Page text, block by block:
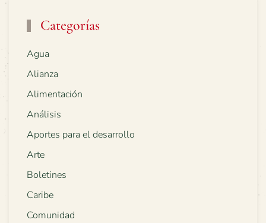
Categorías
Agua
Alianza
Alimentación
Análisis
Aportes para el desarrollo
Arte
Boletines
Caribe
Comunidad